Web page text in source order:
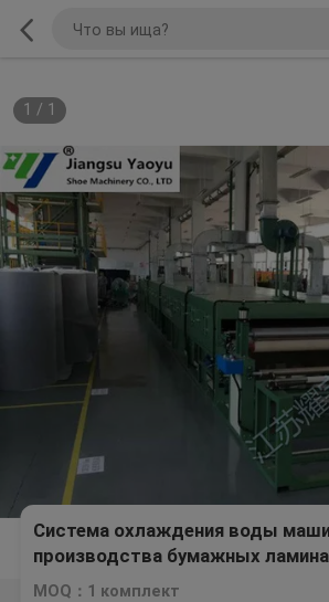
1 / 1
Система охлаждения воды
производства бумажных
обуви/швейной промышленности
MOQ：1 комплект